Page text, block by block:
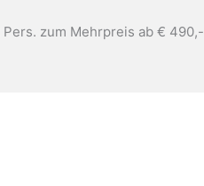
zum Mehrpreis ab € 490,-